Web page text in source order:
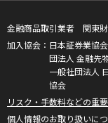
金融商品取引業者 関東
日本証券業協
団法人 金融先
一般社団法人
協会
リスク・手数料などの重
個人情報のお取り扱いに